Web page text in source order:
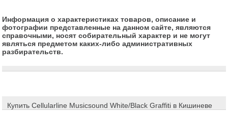
Информация о характеристиках товаров, описание и
фотографии представленные на данном сайте, являются
справочными, носят собирательный характер и не могут
являться предметом каких-либо административных
разбирательств.
Купить Cellularline Musicsound White/Black Graffiti в Кишиневе